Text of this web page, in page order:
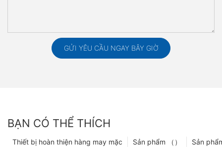
GỬI YÊU CẦU NGAY BÂY GIỜ
BẠN CÓ THỂ THÍCH
Sản
Sản phẩm （）
Thiết bị hoàn thiện hàng may mặc